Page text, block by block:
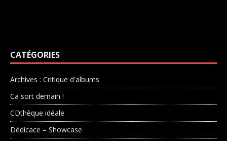
CATÉGORIES
Archives : Critique d'albums
Ca sort demain !
CDthèque idéale
Dédicace – Showcase